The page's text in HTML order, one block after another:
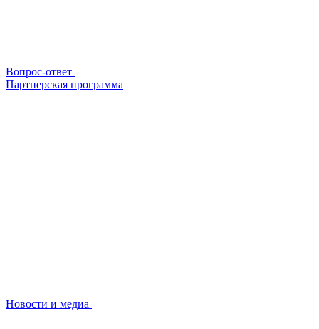
Вопрос-ответ
Партнерская программа
Новости и медиа